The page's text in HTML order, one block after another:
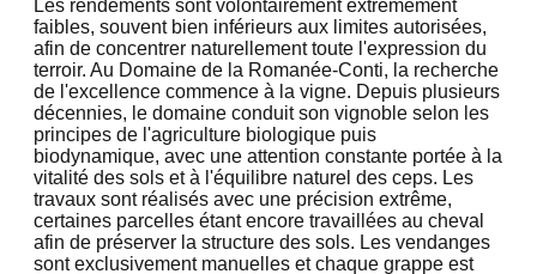
Les rendements sont volontairement extrêmement
faibles, souvent bien inférieurs aux limites autorisées,
afin de concentrer naturellement toute l'expression du
terroir. Au Domaine de la Romanée-Conti, la recherche
de l'excellence commence à la vigne. Depuis plusieurs
décennies, le domaine conduit son vignoble selon les
principes de l'agriculture biologique puis
biodynamique, avec une attention constante portée à la
vitalité des sols et à l'équilibre naturel des ceps. Les
travaux sont réalisés avec une précision extrême,
certaines parcelles étant encore travaillées au cheval
afin de préserver la structure des sols. Les vendanges
sont exclusivement manuelles et chaque grappe est